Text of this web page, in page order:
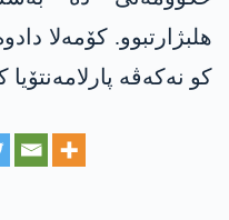
هلبژارتبوو. کۆمەلا
کو نەکەڤە